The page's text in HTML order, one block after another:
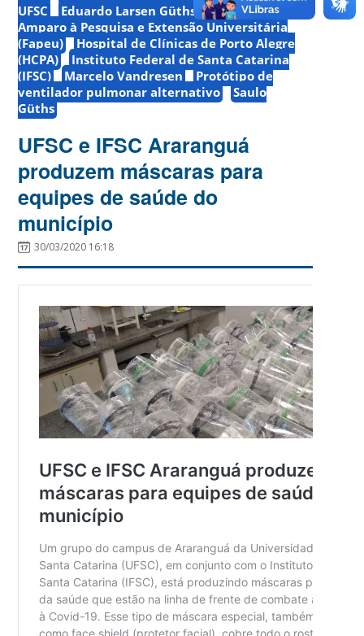
UFSC
Eduardo Larsen Güths
Fundação de
Amparo à Pesquisa e Extensão Universitária
(Fapeu)
Hospital de Clínicas de Porto Alegre
(HCPA)
Instituto Federal de Santa Catarina
(IFSC)
Marcelo Vandresen
Protótipo de
ventilador pulmonar alternativo
Saulo
Güths
UFSC e IFSC Araranguá
produzem máscaras para
equipes de saúde do
município
30/03/2020 16:18